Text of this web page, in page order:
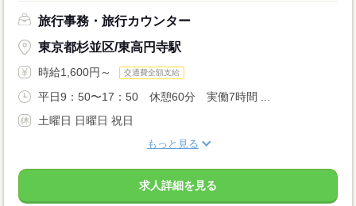
旅行事務・旅行カウンター
東京都杉並区/東高円寺駅
時給1,600円～ 交通費全額支給
平日9：50〜17：50 休憩60分 実働7時間 ...
土曜日 日曜日 祝日
もっと見る
求人詳細を見る